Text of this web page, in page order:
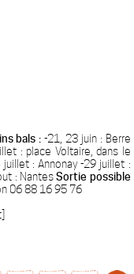
bals : -21, 23 juin : Berre
: place Voltaire, dans le
: Annonay -29 juillet :
: NantesSortie possible
06 88 16 95 76